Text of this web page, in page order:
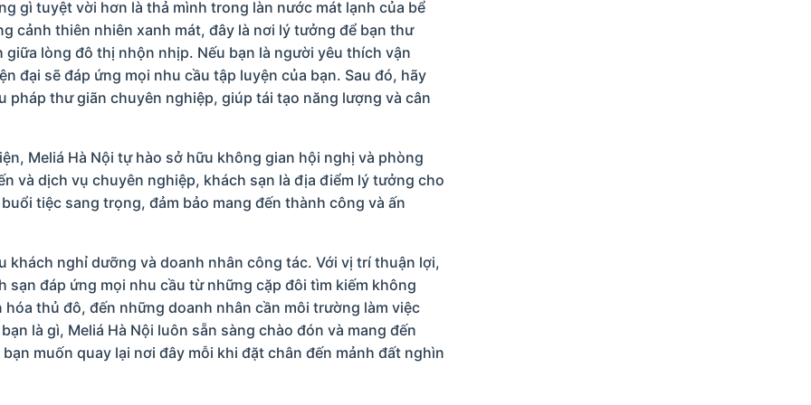
gì tuyệt vời hơn là thả mình trong làn nước mát lạnh của bể
cảnh thiên nhiên xanh mát, đây là nơi lý tưởng để bạn thư
lòng đô thị nhộn nhịp. Nếu bạn là người yêu thích vận
đại sẽ đáp ứng mọi nhu cầu tập luyện của bạn. Sau đó, hãy
pháp thư giãn chuyên nghiệp, giúp tái tạo năng lượng và cân
Meliá Hà Nội tự hào sở hữu không gian hội nghị và phòng
và dịch vụ chuyên nghiệp, khách sạn là địa điểm lý tưởng cho
tiệc sang trọng, đảm bảo mang đến thành công và ấn
khách nghỉ dưỡng và doanh nhân công tác. Với vị trí thuận lợi,
sạn đáp ứng mọi nhu cầu từ những cặp đôi tìm kiếm không
thủ đô, đến những doanh nhân cần môi trường làm việc
là gì, Meliá Hà Nội luôn sẵn sàng chào đón và mang đến
muốn quay lại nơi đây mỗi khi đặt chân đến mảnh đất nghìn